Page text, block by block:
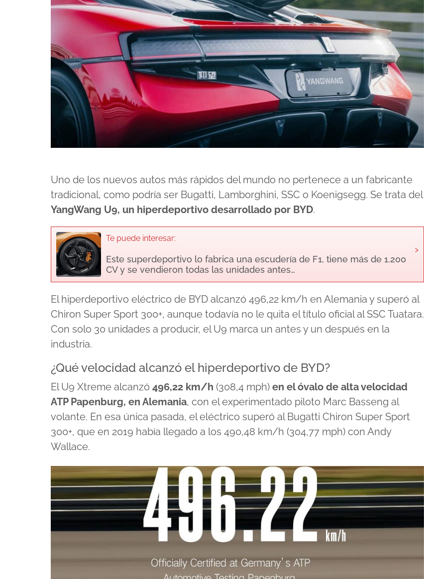
Uno de los nuevos autos más rápidos del mundo no pertenece a un fabricante
tradicional, como podría ser Bugatti, Lamborghini, SSC o Koenigsegg. Se trata del
YangWang U9, un hiperdeportivo desarrollado por BYD.
Te puede interesar:
Este superdeportivo lo fabrica una escudería de F1, tiene más de 1.200
CV y se vendieron todas las unidades antes…
›
El hiperdeportivo eléctrico de BYD alcanzó 496,22 km/h en Alemania y superó al
Chiron Super Sport 300+, aunque todavía no le quita el título oficial al SSC Tuatara.
Con solo 30 unidades a producir, el U9 marca un antes y un después en la
industria.
¿Qué velocidad alcanzó el hiperdeportivo de BYD?
El U9 Xtreme alcanzó 496,22 km/h (308,4 mph) en el óvalo de alta velocidad
ATP Papenburg, en Alemania, con el experimentado piloto Marc Basseng al
volante. En esa única pasada, el eléctrico superó al Bugatti Chiron Super Sport
300+, que en 2019 había llegado a los 490,48 km/h (304,77 mph) con Andy
Wallace.